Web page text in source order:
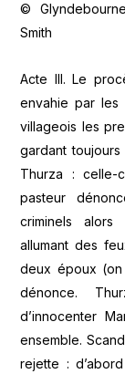
©
Smith
Acte III. Le
envahie par les
villageois les
gardant
Thurza : celle-
pasteur
criminels alors
allumant des
deux époux (on
dénonce.
d’innocenter
ensemble.
rejette :